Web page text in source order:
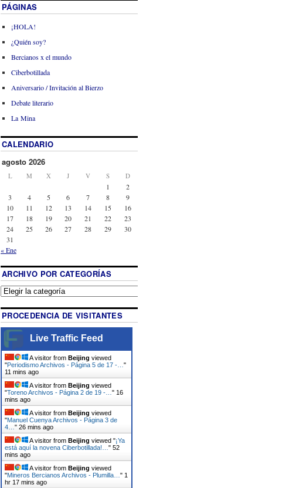
PÁGINAS
¡HOLA!
¿Quién soy?
Bercianos x el mundo
Ciberbotillada
Aniversario / Invitación al Bierzo
Debate literario
La Mina
CALENDARIO
agosto 2026
L M X J V S D
1
2
3
4 5 6 7 8
9
10
11 12 13 14 15
16
17
18 19 20 21 22
23
24
25 26 27 28 29
30
31
« Ene
ARCHIVO POR CATEGORÍAS
PROCEDENCIA DE VISITANTES
Live Traffic Feed
A visitor from Beijing viewed
"Periodismo Archivos - Página 5 de 17 -… "
11 mins ago
A visitor from Beijing viewed
"Toreno Archivos - Página 2 de 19 -… " 16
mins ago
A visitor from Beijing viewed
"Manuel Cuenya Archivos - Página 3 de
4… " 26 mins ago
A visitor from Beijing viewed "¡Ya
está aquí la novena Ciberbotillada!… " 52
mins ago
A visitor from Beijing viewed
"Mineros Bercianos Archivos - Plumilla… " 1
hr 17 mins ago